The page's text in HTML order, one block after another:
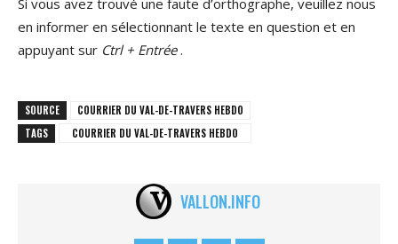
en informer en sélectionnant le texte en question et en
appuyant sur Ctrl + Entrée.
SOURCE
COURRIER DU VAL-DE-TRAVERS HEBDO
TAGS
COURRIER DU VAL-DE-TRAVERS HEBDO
VALLON.INFO